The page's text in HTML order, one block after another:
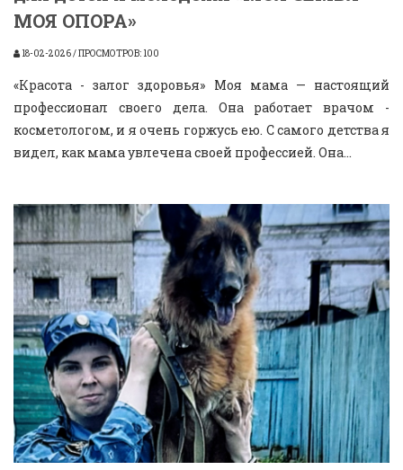
МОЯ ОПОРА»
18-02-2026 / ПРОСМОТРОВ: 100
«Красота - залог здоровья» Моя мама — настоящий
профессионал своего дела. Она работает врачом -
косметологом, и я очень горжусь ею. С самого детства я
видел, как мама увлечена своей профессией. Она...